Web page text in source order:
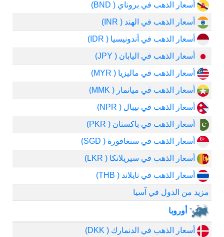
أسعار الذهب في بروناي ( BND)
أسعار الذهب في الهند ( INR)
أسعار الذهب في أندونيسيا ( IDR)
أسعار الذهب في اليابان ( JPY)
أسعار الذهب في ماليزيا ( MYR)
أسعار الذهب في ميانمار ( MMK)
أسعار الذهب في نيبال ( NPR)
أسعار الذهب في باكستان ( PKR)
أسعار الذهب في سنغافورة ( SGD)
أسعار الذهب في سيريلانكا ( LKR)
أسعار الذهب في تايلاند ( THB)
مزيد من الدول في آسيا
أوروبا
أسعار الذهب في الدنمارك ( DKK)